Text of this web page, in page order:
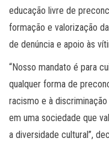
educação livre de
formação e valorização
de denúncia e apoio às
“Nosso mandato é para
qualquer forma de
racismo e à
em uma sociedade que
a diversidade cultural”,